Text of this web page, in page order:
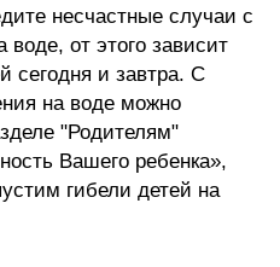
несчастные случаи с
от этого зависит
сегодня и завтра. С
на воде можно
"Родителям"
Вашего ребенка»,
гибели детей на